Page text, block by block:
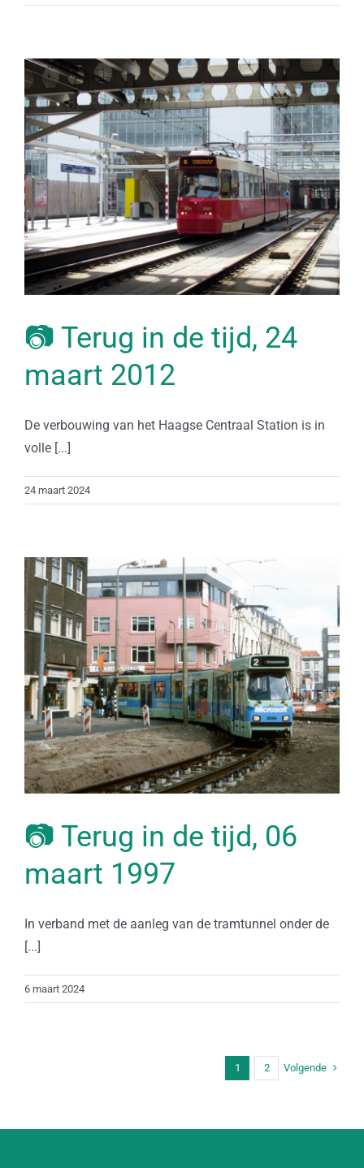
📷 Terug in de tijd, 24
maart 2012
De verbouwing van het Haagse Centraal Station is in
volle [...]
24 maart 2024
📷 Terug in de tijd, 06
maart 1997
In verband met de aanleg van de tramtunnel onder de
[...]
6 maart 2024
1 2 Volgende